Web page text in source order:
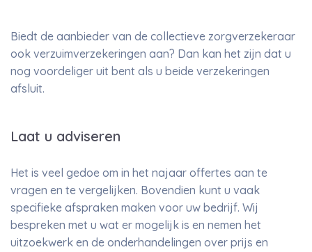
Biedt de aanbieder van de collectieve zorgverzekeraar
ook verzuimverzekeringen aan? Dan kan het zijn dat u
nog voordeliger uit bent als u beide verzekeringen
afsluit.
Laat u adviseren
Het is veel gedoe om in het najaar offertes aan te
vragen en te vergelijken. Bovendien kunt u vaak
specifieke afspraken maken voor uw bedrijf. Wij
bespreken met u wat er mogelijk is en nemen het
uitzoekwerk en de onderhandelingen over prijs en